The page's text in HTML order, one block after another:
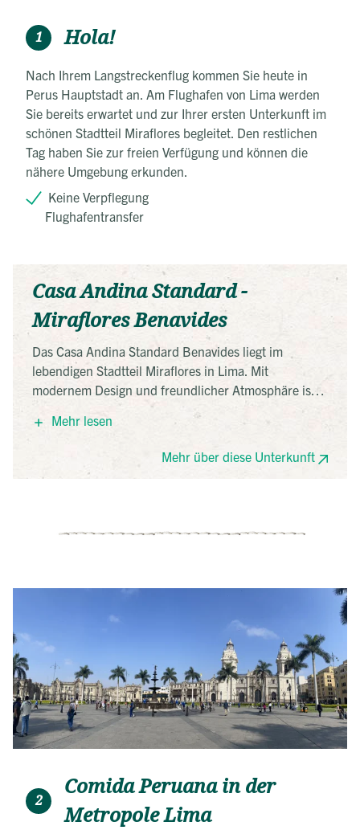
1 Hola!
Nach Ihrem Langstreckenflug kommen Sie heute in
Perus Hauptstadt an. Am Flughafen von Lima werden
Sie bereits erwartet und zur Ihrer ersten Unterkunft im
schönen Stadtteil Miraflores begleitet. Den restlichen
Tag haben Sie zur freien Verfügung und können die
nähere Umgebung erkunden.
Keine Verpflegung
Flughafentransfer
Casa Andina Standard -
Miraflores Benavides
Das Casa Andina Standard Benavides liegt im
lebendigen Stadtteil Miraflores in Lima. Mit
modernem Design und freundlicher Atmosphäre ist
es ein idealer Ausgangspunkt, um die Stadt zu
erkunden. In der Nähe befinden sich der Parque
Hotel bietet ein Frühstücksbuffet, ein Restaurant und
Mehr lesen
Mehr über diese Unterkunft
2
Comida Peruana in der
Metropole Lima